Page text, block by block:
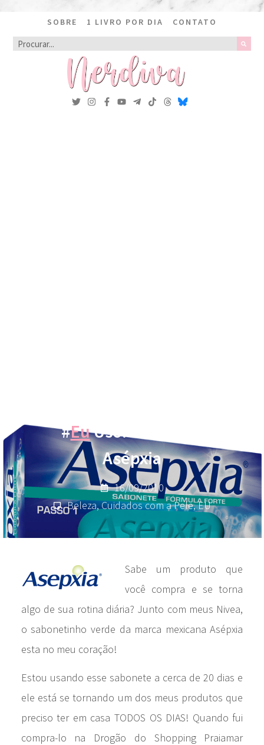
SOBRE 1 LIVRO POR DIA CONTATO
#EuUso: Sabonete
Asépxia
16/09/2010
Beleza,Cuidados com a Pele,EU
Sabe um produto que
você compra e se torna
algo de sua rotina diária? Junto com meus Nivea,
o sabonetinho verde da marca mexicana Asépxia
esta no meu coração!
Estou usando esse sabonete a cerca de 20 dias e
ele está se tornando um dos meus produtos que
preciso ter em casa TODOS OS DIAS! Quando fui
compra-lo na Drogão do Shopping Praiamar